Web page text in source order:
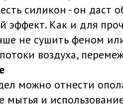
силикон - он даст
эффект. Как и для
не сушить феном
воздуха,
можно отнести
мытья и